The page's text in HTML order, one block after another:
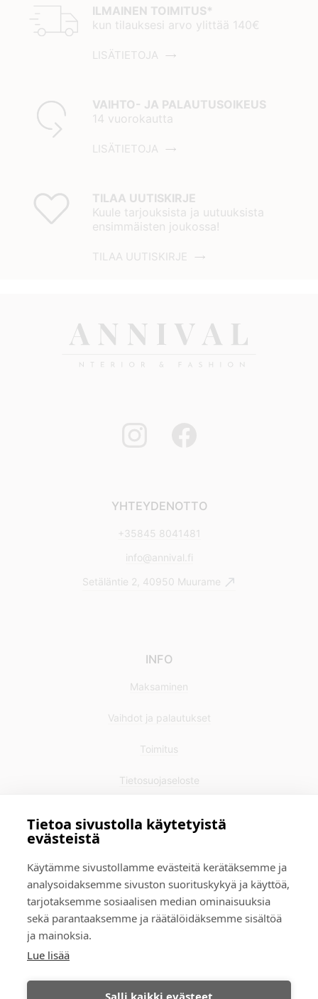
Tietoa sivustolla käytetyistä
evästeistä
Käytämme sivustollamme evästeitä kerätäksemme ja
analysoidaksemme sivuston suorituskykyä ja käyttöä,
tarjotaksemme sosiaalisen median ominaisuuksia
sekä parantaaksemme ja räätälöidäksemme sisältöä
ja mainoksia.
Lue lisää
Salli kaikki evästeet
ILMAINEN TOIMITUS*
kun tilauksesi arvo ylittää 140€
LISÄTIETOJA
VAIHTO- JA PALAUTUSOIKEUS
14 vuorokautta
LISÄTIETOJA
TILAA UUTISKIRJE
Kuule tarjouksista ja uutuuksista
ensimmäisten joukossa!
TILAA UUTISKIRJE
YHTEYDENOTTO
+35845 8041481
info@annival.fi
Setäläntie 2, 40950 Muurame
INFO
Maksaminen
Vaihdot ja palautukset
Toimitus
Tietosuojaseloste